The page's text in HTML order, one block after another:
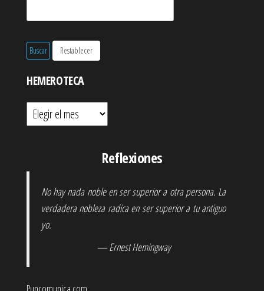
HEMEROTECA
Hemeroteca
Reflexiones
No hay nada noble en ser superior a otra persona. La
verdadera nobleza radica en ser superior a tu antiguo
yo.
— Ernest Hemingway